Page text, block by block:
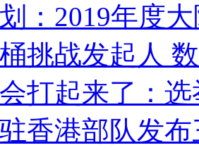
：2019年度
挑战发起人
打起来了：
香港部队发